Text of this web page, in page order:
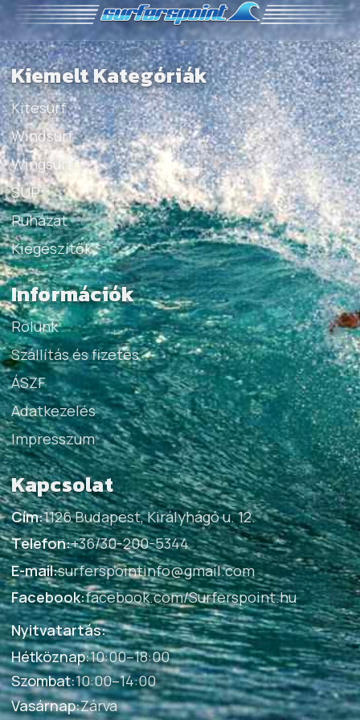
Kiemelt Kategóriák
Kitesurf
Windsurf
Wingsurf
SUP
Ruházat
Kiegészítők
Információk
Rólunk
Szállítás és fizetés
ÁSZF
Adatkezelés
Impresszum
Kapcsolat
Cím:1126 Budapest, Királyhágó u. 12.
Telefon:+36/30-200-5344
E-mail:surferspointinfo@gmail.com
Facebook:facebook.com/Surferspoint.hu
Nyitvatartás:
Hétköznap:10:00–18:00
Szombat:10:00–14:00
Vasárnap:Zárva